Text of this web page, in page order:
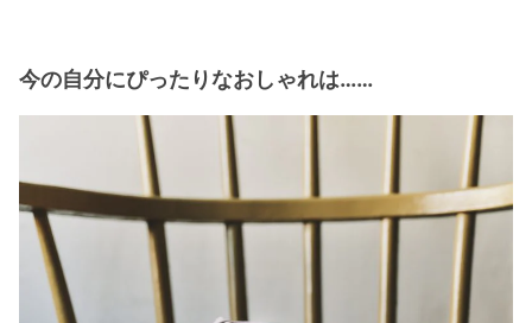
今の自分にぴったりなおしゃれは……